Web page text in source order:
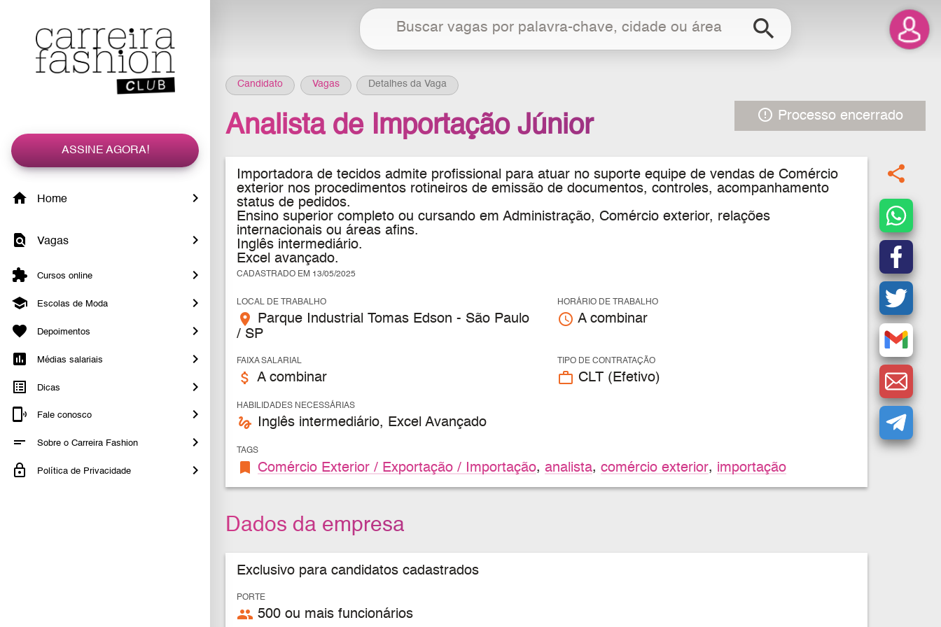
ASSINE AGORA!
Home
Vagas
Cursos online
Escolas de Moda
Depoimentos
Médias salariais
Dicas
Fale conosco
Sobre o Carreira Fashion
Política de Privacidade
search
Candidato Vagas Detalhes da Vaga
error_outline Processo encerrado
Analista de Importação Júnior
Importadora de tecidos admite profissional para atuar no suporte equipe de vendas de Comércio
exterior nos procedimentos rotineiros de emissão de documentos, controles, acompanhamento
status de pedidos.
Ensino superior completo ou cursando em Administração, Comércio exterior, relações
internacionais ou áreas afins.
Inglês intermediário.
Excel avançado.
CADASTRADO EM 13/05/2025
LOCAL DE TRABALHO
place Parque Industrial Tomas Edson - São Paulo
/ SP
HORÁRIO DE TRABALHO
access_time A combinar
FAIXA SALARIAL
attach_money A combinar
TIPO DE CONTRATAÇÃO
work_outline CLT (Efetivo)
HABILIDADES NECESSÁRIAS
gesture Inglês intermediário, Excel Avançado
TAGS
bookmark Comércio Exterior / Exportação / Importação, analista, comércio exterior, importação
Dados da empresa
Exclusivo para candidatos cadastrados
PORTE
people 500 ou mais funcionários
share